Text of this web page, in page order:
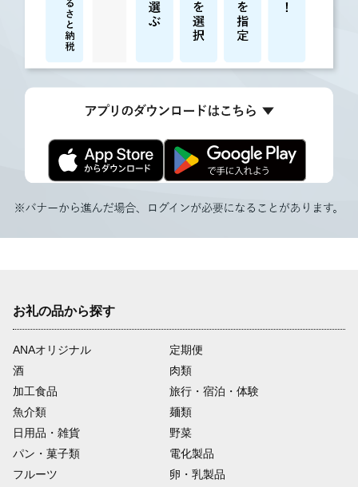
お礼の品から探す
ANAオリジナル
定期便
酒
肉類
加工食品
旅行・宿泊・体験
魚介類
麺類
日用品・雑貨
野菜
パン・菓子類
電化製品
フルーツ
卵・乳製品